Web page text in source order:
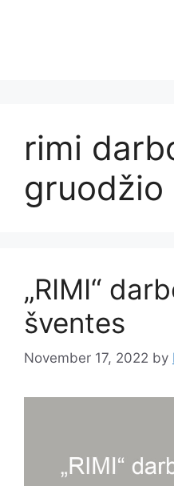
rimi
gruodžio
„RIMI“
šventes
November 17, 2022 by